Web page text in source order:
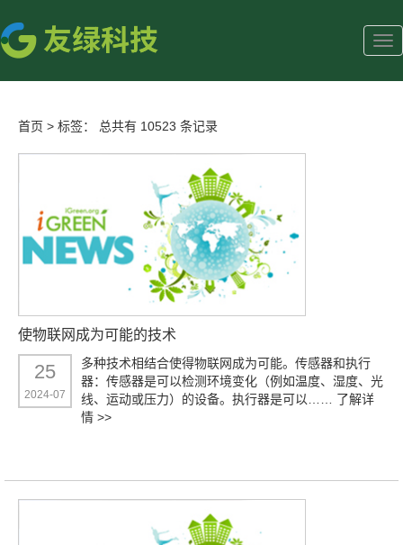
首页 > 标签： 总共有 10523 条记录
使物联网成为可能的技术
25
2024-07
多种技术相结合使得物联网成为可能。传感器和执行
器：传感器是可以检测环境变化（例如温度、湿度、光
线、运动或压力）的设备。执行器是可以…… 了解详
情 >>